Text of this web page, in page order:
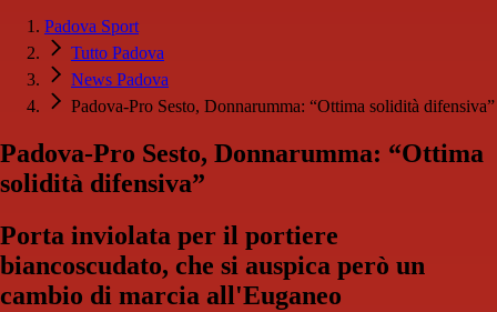
Padova Sport
Tutto Padova
News Padova
Padova-Pro Sesto, Donnarumma: “Ottima solidità difensiva”
Padova-Pro Sesto, Donnarumma: “Ottima
solidità difensiva”
Porta inviolata per il portiere
biancoscudato, che si auspica però un
cambio di marcia all'Euganeo